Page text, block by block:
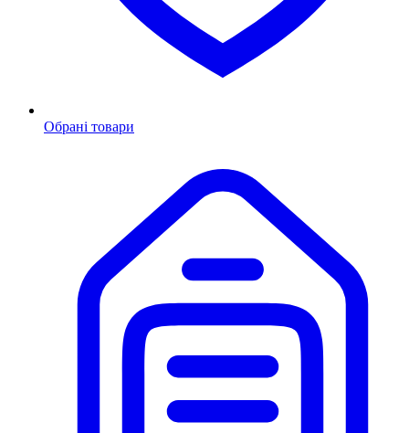
Обрані товари